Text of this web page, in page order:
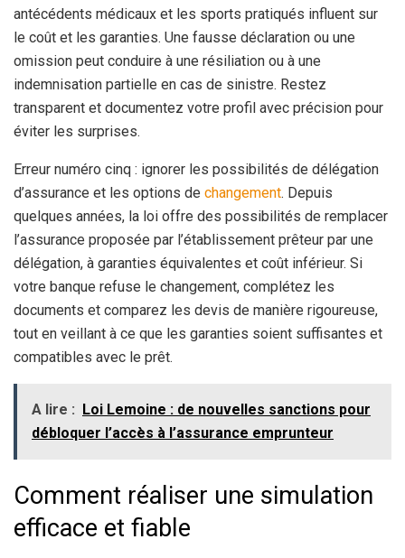
antécédents médicaux et les sports pratiqués influent sur
le coût et les garanties. Une fausse déclaration ou une
omission peut conduire à une résiliation ou à une
indemnisation partielle en cas de sinistre. Restez
transparent et documentez votre profil avec précision pour
éviter les surprises.
Erreur numéro cinq : ignorer les possibilités de délégation
d’assurance et les options de changement. Depuis
quelques années, la loi offre des possibilités de remplacer
l’assurance proposée par l’établissement prêteur par une
délégation, à garanties équivalentes et coût inférieur. Si
votre banque refuse le changement, complétez les
documents et comparez les devis de manière rigoureuse,
tout en veillant à ce que les garanties soient suffisantes et
compatibles avec le prêt.
A lire : Loi Lemoine : de nouvelles sanctions pour
débloquer l’accès à l’assurance emprunteur
Comment réaliser une simulation
efficace et fiable